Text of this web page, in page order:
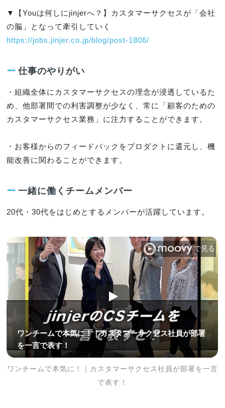
▼【Youは何しにjinjerへ？】カスタマーサクセスが「会社
https://jobs.jinjer.co.jp/blog/post-1806/
ー 仕事のやりがい
・組織全体にカスタマーサクセスの理念が浸透しているた
め、他部署間での利害調整が少なく、常に「顧客のための
カスタマーサクセス業務」に注力することができます。
・お客様からのフィードバックをプロダクトに還元し、機
能改善に関わることができます。
ー 一緒に働くチームメンバー
20代・30代をはじめとするメンバーが活躍しています。
ワンチームで本気に！｜カスタマーサクセス社員が部署を一言
で表す！